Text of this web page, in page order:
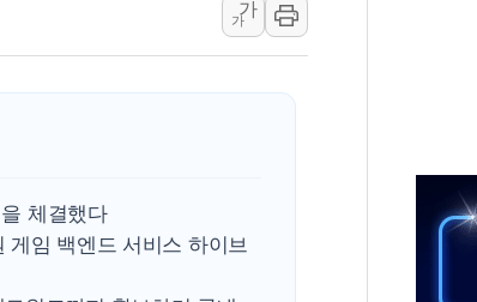
해군 1함대 창설 80주년…지역과 함께하는 '선봉'의 대민
[3보] 북, 원산서 동해로 단거리 탄도미사일 1발 발사… 올
구미 폐염산처리업체서 불 2시간30여분만에 진화...외국
가
가
체결했다
게임 백엔드 서비스 하이브